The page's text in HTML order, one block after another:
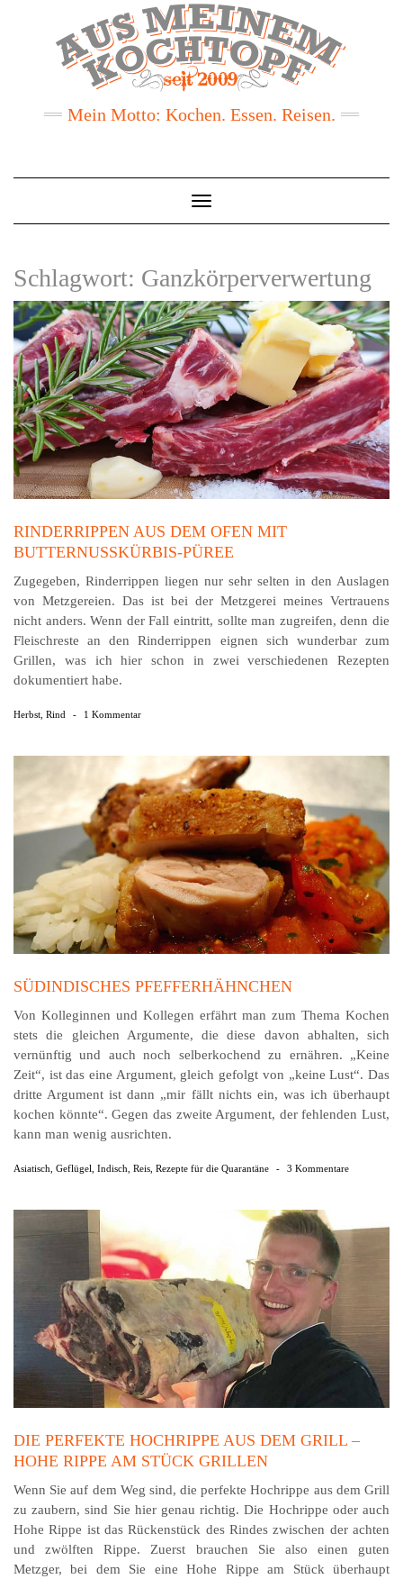
Mein Motto: Kochen. Essen. Reisen.
Toggle
Navigation
Schlagwort: Ganzkörperverwertung
RINDERRIPPEN AUS DEM OFEN MIT
BUTTERNUSSKÜRBIS-PÜREE
Zugegeben, Rinderrippen liegen nur sehr selten in den Auslagen
von Metzgereien. Das ist bei der Metzgerei meines Vertrauens
nicht anders. Wenn der Fall eintritt, sollte man zugreifen, denn die
Fleischreste an den Rinderrippen eignen sich wunderbar zum
Grillen, was ich hier schon in zwei verschiedenen Rezepten
dokumentiert habe.
Herbst Rind - 1 Kommentar
SÜDINDISCHES PFEFFERHÄHNCHEN
Von Kolleginnen und Kollegen erfährt man zum Thema Kochen
stets die gleichen Argumente, die diese davon abhalten, sich
vernünftig und auch noch selberkochend zu ernähren. „Keine
Zeit“, ist das eine Argument, gleich gefolgt von „keine Lust“. Das
dritte Argument ist dann „mir fällt nichts ein, was ich überhaupt
kochen könnte“. Gegen das zweite Argument, der fehlenden Lust,
kann man wenig ausrichten.
Asiatisch Geflügel Indisch Reis Rezepte für die Quarantäne - 3 Kommentare
DIE PERFEKTE HOCHRIPPE AUS DEM GRILL –
HOHE RIPPE AM STÜCK GRILLEN
Wenn Sie auf dem Weg sind, die perfekte Hochrippe aus dem Grill
zu zaubern, sind Sie hier genau richtig. Die Hoch­rippe oder auch
Hohe Rippe ist das Rückenstück des Rindes zwischen der achten
und zwölften Rippe. Zuerst brauchen Sie also einen guten
Metzger, bei dem Sie eine Hohe Rippe am Stück überhaupt